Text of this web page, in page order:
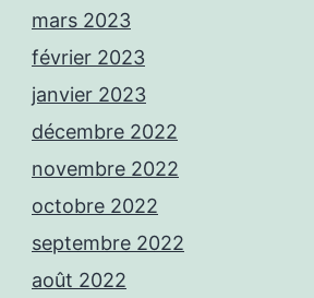
mars 2023
février 2023
janvier 2023
décembre 2022
novembre 2022
octobre 2022
septembre 2022
août 2022